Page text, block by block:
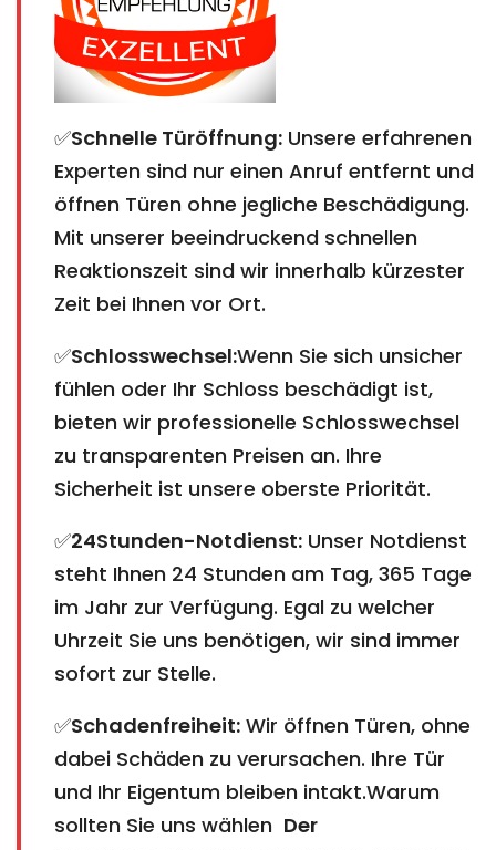
✅Schnelle Türöffnung: Unsere erfahrenen
Experten sind nur einen Anruf entfernt und
öffnen Türen ohne jegliche Beschädigung.
Mit unserer beeindruckend schnellen
Reaktionszeit sind wir innerhalb kürzester
Zeit bei Ihnen vor Ort.
✅Schlosswechsel:Wenn Sie sich unsicher
fühlen oder Ihr Schloss beschädigt ist,
bieten wir professionelle Schlosswechsel
zu transparenten Preisen an. Ihre
Sicherheit ist unsere oberste Priorität.
✅24Stunden-Notdienst: Unser Notdienst
steht Ihnen 24 Stunden am Tag, 365 Tage
im Jahr zur Verfügung. Egal zu welcher
Uhrzeit Sie uns benötigen, wir sind immer
sofort zur Stelle.
✅Schadenfreiheit: Wir öffnen Türen, ohne
dabei Schäden zu verursachen. Ihre Tür
und Ihr Eigentum bleiben intakt.Warum
sollten Sie uns wählen Der